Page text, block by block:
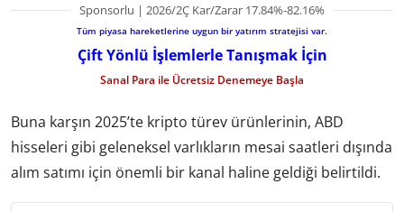
Sponsorlu | 2026/2Ç Kar/Zarar 17.84%-82.16%
Tüm piyasa hareketlerine uygun bir yatırım stratejisi var.
Çift Yönlü İşlemlerle Tanışmak İçin
Sanal Para ile Ücretsiz Denemeye Başla
Buna karşın 2025’te kripto türev ürünlerinin, ABD
hisseleri gibi geleneksel varlıkların mesai saatleri dışında
alım satımı için önemli bir kanal haline geldiği belirtildi.